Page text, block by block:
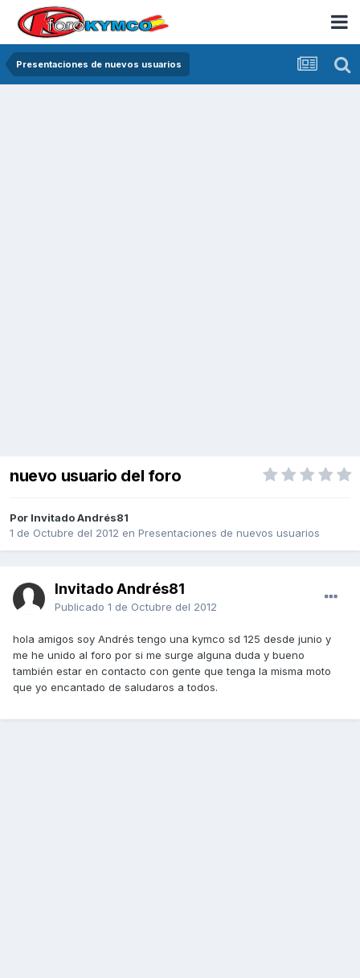
Presentaciones de nuevos usuarios
nuevo usuario del foro
Por Invitado Andrés81
1 de Octubre del 2012 en Presentaciones de nuevos usuarios
Invitado Andrés81
Publicado 1 de Octubre del 2012
hola amigos soy Andrés tengo una kymco sd 125 desde junio y
me he unido al foro por si me surge alguna duda y bueno
también estar en contacto con gente que tenga la misma moto
que yo encantado de saludaros a todos.